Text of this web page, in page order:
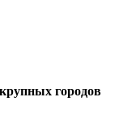
городов